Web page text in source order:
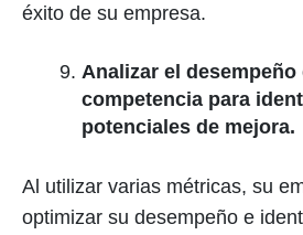
éxito de su empresa.
Analizar el desempeño
competencia para
potenciales de mejora.
Al utilizar varias métricas, su
optimizar su desempeño e